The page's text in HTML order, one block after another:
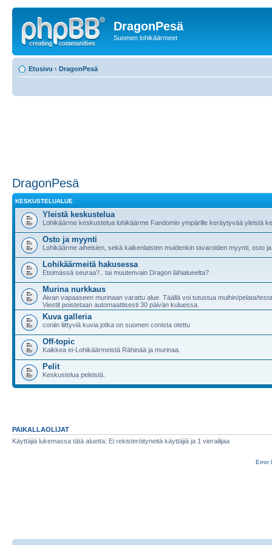
DragonPesä
Suomen lohikäärmeet
Etusivu ‹ DragonPesä
DragonPesä
KESKUSTELUALUE
Yleistä keskustelua
Lohikäärme keskustelua lohikäärme Fandomin ympärille keräytyvää yleistä
Osto ja myynti
Lohikäärme aiheisien, sekä kaikenlaisten muidenkin tavaroiden myynti, osto
Lohikäärmeitä hakusessa
Etsimässä seuraa?.. tai muutenvain Dragon lähialueelta?
Murina nurkkaus
Aivan vapaaseen murinaan varattu alue. Täällä voi tutustua muihin/pelata/
Viestit poistetaan automaattisesti 30 päivän kuluessa.
Kuva galleria
coniin liittyviä kuvia jotka on suomen conista otettu
Off-topic
Kaikkea ei-Lohikäärmeistä Rähinää ja murinaa.
Pelit
Keskustelua peleistä.
PAIKALLAOLIJAT
Käyttäjiä lukemassa tätä aluetta: Ei rekisteröityneitä käyttäjiä ja 1 vierailijaa
Error